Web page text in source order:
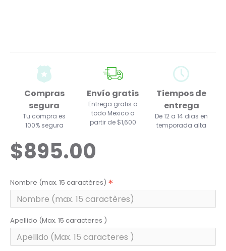
Compras
segura
Tu compra es
100% segura
Envío gratis
Entrega gratis a
todo Mexico a
partir de $1,600
Tiempos de
entrega
De 12 a 14 dias en
temporada alta
$895.00
Nombre (max. 15 caractères)
Apellido (Max. 15 caracteres )